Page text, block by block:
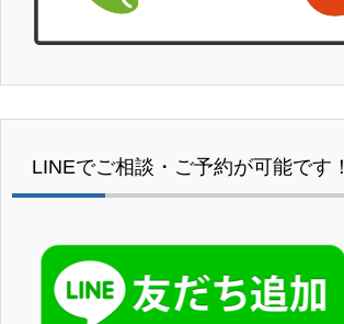
LINEでご相談・ご予約が可能です！